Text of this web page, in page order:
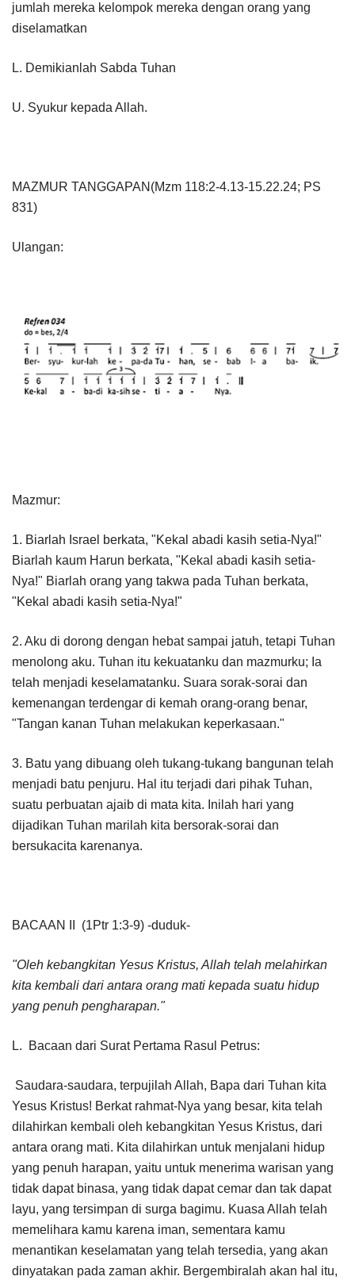
jumlah mereka kelompok mereka dengan orang yang
diselamatkan
L. Demikianlah Sabda Tuhan
U. Syukur kepada Allah.
MAZMUR TANGGAPAN(Mzm 118:2-4.13-15.22.24; PS
831)
Ulangan:
Mazmur:
1. Biarlah Israel berkata, "Kekal abadi kasih setia-Nya!"
Biarlah kaum Harun berkata, "Kekal abadi kasih setia-
Nya!" Biarlah orang yang takwa pada Tuhan berkata,
"Kekal abadi kasih setia-Nya!"
2. Aku di dorong dengan hebat sampai jatuh, tetapi Tuhan
menolong aku. Tuhan itu kekuatanku dan mazmurku; Ia
telah menjadi keselamatanku. Suara sorak-sorai dan
kemenangan terdengar di kemah orang-orang benar,
"Tangan kanan Tuhan melakukan keperkasaan."
3. Batu yang dibuang oleh tukang-tukang bangunan telah
menjadi batu penjuru. Hal itu terjadi dari pihak Tuhan,
suatu perbuatan ajaib di mata kita. Inilah hari yang
dijadikan Tuhan marilah kita bersorak-sorai dan
bersukacita karenanya.
BACAAN II (1Ptr 1:3-9) -duduk-
"Oleh kebangkitan Yesus Kristus, Allah telah melahirkan
kita kembali dari antara orang mati kepada suatu hidup
yang penuh pengharapan."
L. Bacaan dari Surat Pertama Rasul Petrus:
Saudara-saudara, terpujilah Allah, Bapa dari Tuhan kita
Yesus Kristus! Berkat rahmat-Nya yang besar, kita telah
dilahirkan kembali oleh kebangkitan Yesus Kristus, dari
antara orang mati. Kita dilahirkan untuk menjalani hidup
yang penuh harapan, yaitu untuk menerima warisan yang
tidak dapat binasa, yang tidak dapat cemar dan tak dapat
layu, yang tersimpan di surga bagimu. Kuasa Allah telah
memelihara kamu karena iman, sementara kamu
menantikan keselamatan yang telah tersedia, yang akan
dinyatakan pada zaman akhir. Bergembiralah akan hal itu,